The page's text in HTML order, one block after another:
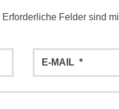
Erforderliche Felder sind